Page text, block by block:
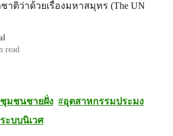
ติว่าด้วยเรื่องมหาสมุทร (The UN
read
ชุมชนชายฝั่ง
อุตสาหกรรมประมง
ระบบนิเวศ